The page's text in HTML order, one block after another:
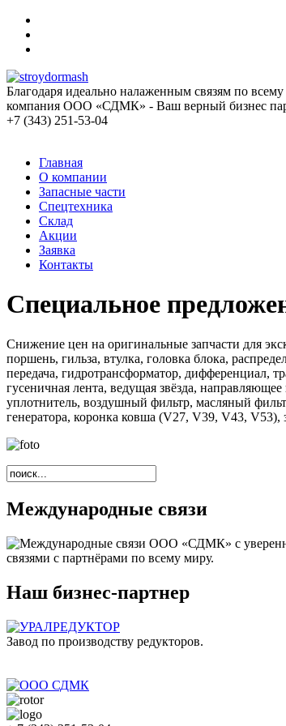
Благодаря идеально налаженным связям по
компания ООО «СДМК» - Ваш верный бизнес
+7 (343) 251-53-04
Главная
О компании
Запасные части
Спецтехника
Склад
Акции
Заявка
Контакты
Специальное
Снижение цен на оригинальные запчасти для
поршень, гильза, втулка, головка блока,
передача, гидротрансформатор, дифференциал,
гусеничная лента, ведущая звёзда,
уплотнитель, воздушный фильтр, масляный
генератора, коронка ковша (V27, V39, V43,
Международные cвязи
ООО «СДМК» с
связями с партнёрами по всему миру.
Наш бизнес-партнер
Завод по производству редукторов.